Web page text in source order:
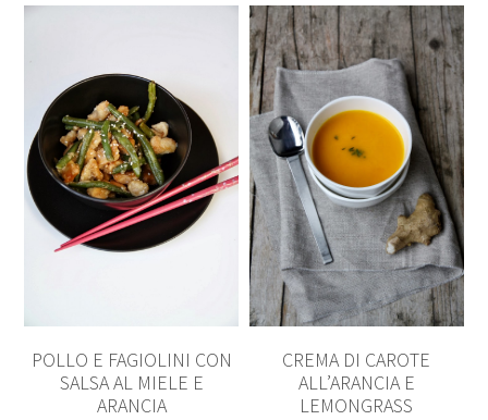
POLLO E FAGIOLINI CON
SALSA AL MIELE E
ARANCIA
CREMA DI CAROTE
ALL’ARANCIA E
LEMONGRASS